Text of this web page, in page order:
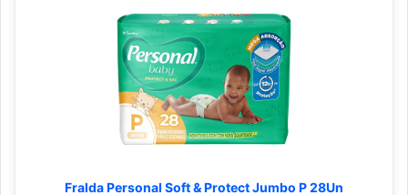
Fralda Personal Soft & Protect Jumbo P 28Un